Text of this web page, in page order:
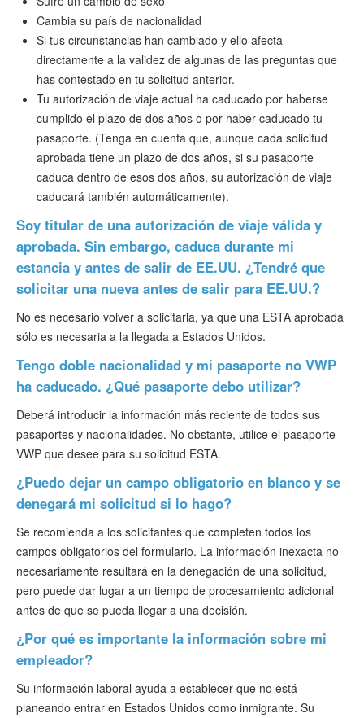
Cambia su país de nacionalidad
Si tus circunstancias han cambiado y ello afecta
directamente a la validez de algunas de las preguntas que
has contestado en tu solicitud anterior.
Tu autorización de viaje actual ha caducado por haberse
cumplido el plazo de dos años o por haber caducado tu
pasaporte. (Tenga en cuenta que, aunque cada solicitud
aprobada tiene un plazo de dos años, si su pasaporte
caduca dentro de esos dos años, su autorización de viaje
caducará también automáticamente).
Soy titular de una autorización de viaje válida y
aprobada. Sin embargo, caduca durante mi
estancia y antes de salir de EE.UU. ¿Tendré que
solicitar una nueva antes de salir para EE.UU.?
No es necesario volver a solicitarla, ya que una ESTA aprobada
sólo es necesaria a la llegada a Estados Unidos.
Tengo doble nacionalidad y mi pasaporte no VWP
ha caducado. ¿Qué pasaporte debo utilizar?
Deberá introducir la información más reciente de todos sus
pasaportes y nacionalidades. No obstante, utilice el pasaporte
VWP que desee para su solicitud ESTA.
¿Puedo dejar un campo obligatorio en blanco y se
denegará mi solicitud si lo hago?
Se recomienda a los solicitantes que completen todos los
campos obligatorios del formulario. La información inexacta no
necesariamente resultará en la denegación de una solicitud,
pero puede dar lugar a un tiempo de procesamiento adicional
antes de que se pueda llegar a una decisión.
¿Por qué es importante la información sobre mi
empleador?
Su información laboral ayuda a establecer que no está
planeando entrar en Estados Unidos como inmigrante. Su